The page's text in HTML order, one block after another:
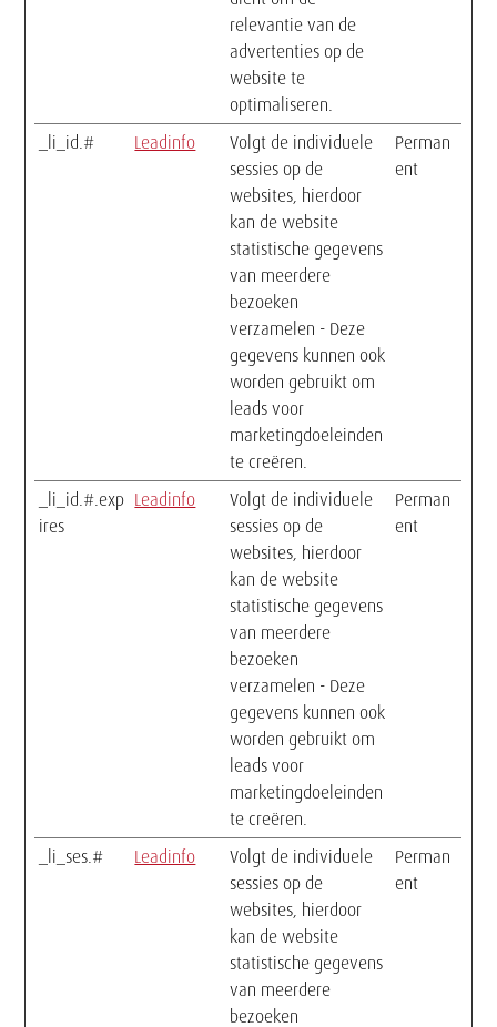
relevantie van de
advertenties op de
website te
optimaliseren.
_li_id.# Leadinfo
Volgt de individuele
sessies op de
websites, hierdoor
kan de website
statistische gegevens
van meerdere
bezoeken
verzamelen - Deze
gegevens kunnen ook
worden gebruikt om
leads voor
marketingdoeleinden
te creëren.
Perman
ent
_li_id.#.exp
ires
Leadinfo
Volgt de individuele
sessies op de
websites, hierdoor
kan de website
statistische gegevens
van meerdere
bezoeken
verzamelen - Deze
gegevens kunnen ook
worden gebruikt om
leads voor
marketingdoeleinden
te creëren.
Perman
ent
_li_ses.# Leadinfo
Volgt de individuele
sessies op de
websites, hierdoor
kan de website
statistische gegevens
van meerdere
bezoeken
Perman
ent